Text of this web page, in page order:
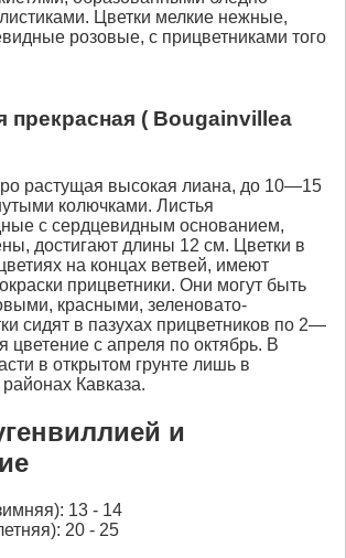
Цветки мелкие нежные,
розовые, с прицветниками того
прекрасная ( Вougainvillea
растущая высокая лиана, до 10—15
колючками. Листья
с сердцевидным основанием,
достигают длины 12 см. Цветки в
на концах ветвей, имеют
прицветники. Они могут быть
красными, зеленовато-
сидят в пазухах прицветников по 2—
цветение с апреля по октябрь. В
в открытом грунте лишь в
Кавказа.
и
13 - 14
20 - 25